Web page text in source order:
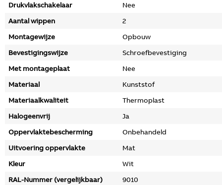
Drukvlakschakelaar
Nee
Aantal wippen
2
Montagewijze
Opbouw
Bevestigingswijze
Schroefbevestiging
Met montageplaat
Nee
Materiaal
Kunststof
Materiaalkwaliteit
Thermoplast
Halogeenvrij
Ja
Oppervlaktebescherming
Onbehandeld
Uitvoering oppervlakte
Mat
Kleur
Wit
RAL-Nummer (vergelijkbaar)
9010